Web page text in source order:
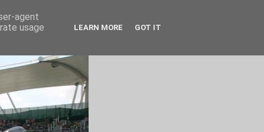
agent
usage
LEARN MORE GOT IT